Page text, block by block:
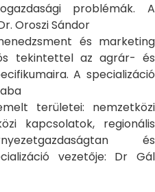
problémák. A
Oroszi Sándor
és marketing
tekintettel az agrár- és
A specializáció
területei: nemzetközi
kapcsolatok, regionális
és
vezetője: Dr Gál